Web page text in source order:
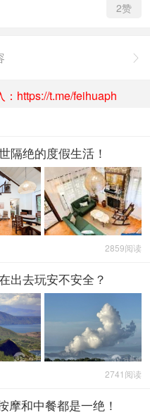
2赞

https://t.me/feihuaph
隔绝的度假生活！
2859阅读
出去玩安不安全？
2741阅读
摩和中餐都是一绝！